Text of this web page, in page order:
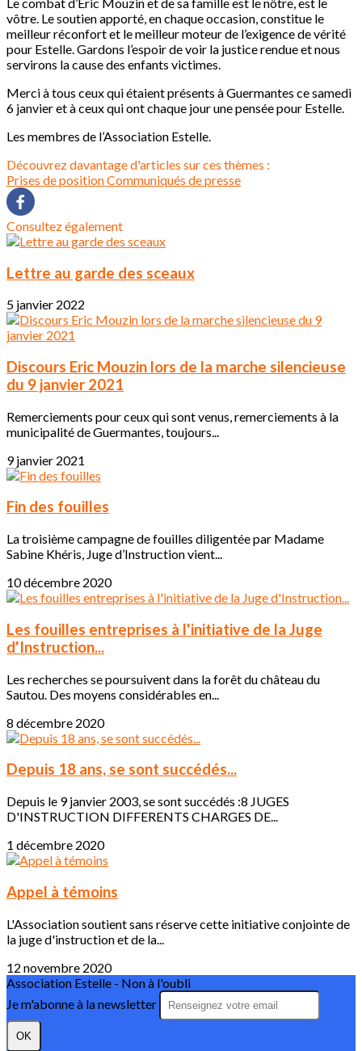
vôtre. Le soutien apporté, en chaque occasion, constitue le
meilleur réconfort et le meilleur moteur de l’exigence de vérité
pour Estelle. Gardons l’espoir de voir la justice rendue et nous
servirons la cause des enfants victimes.
Merci à tous ceux qui étaient présents à Guermantes ce samedi
6 janvier et à ceux qui ont chaque jour une pensée pour Estelle.
Les membres de l’Association Estelle.
Découvrez davantage d'articles sur ces thèmes :
Prises de positionCommuniqués de presse
Consultez également
Lettre au garde des sceaux
5 janvier 2022
Discours Eric Mouzin lors de la marche silencieuse
du 9 janvier 2021
Remerciements pour ceux qui sont venus, remerciements à la
municipalité de Guermantes, toujours...
9 janvier 2021
Fin des fouilles
La troisième campagne de fouilles diligentée par Madame
Sabine Khéris, Juge d’Instruction vient...
10 décembre 2020
Les fouilles entreprises à l'initiative de la Juge
d'Instruction...
Les recherches se poursuivent dans la forêt du château du
Sautou. Des moyens considérables en...
8 décembre 2020
Depuis 18 ans, se sont succédés...
Depuis le 9 janvier 2003, se sont succédés :8 JUGES
D'INSTRUCTION DIFFERENTS CHARGES DE...
1 décembre 2020
Appel à témoins
L'Association soutient sans réserve cette initiative conjointe de
la juge d'instruction et de la...
12 novembre 2020
Association Estelle - Non à l'oubli
Je m'abonne à la newsletter
OK